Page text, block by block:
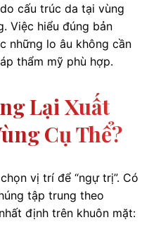
cấu trúc da tại vùng
Việc hiểu đúng bản
những lo âu không cần
thẩm mỹ phù hợp.
Lại Xuất
Cụ Thể?
vị trí để “ngự trị”. Có
tập trung theo
định trên khuôn mặt: